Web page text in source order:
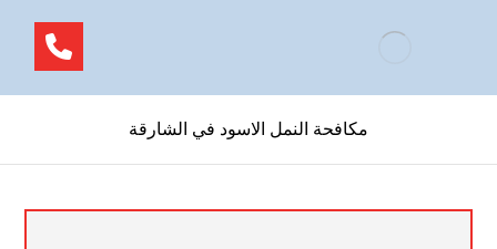
مكافحة النمل الاسود في الشارقة